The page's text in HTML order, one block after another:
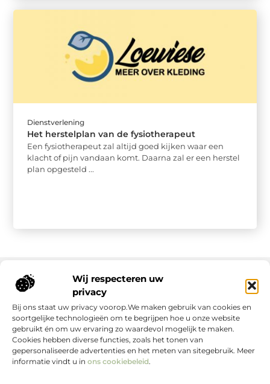
Wij respecteren uw
privacy
Bij ons staat uw privacy voorop.We maken gebruik van cookies en
soortgelijke technologieën om te begrijpen hoe u onze website
gebruikt én om uw ervaring zo waardevol mogelijk te maken.
Cookies hebben diverse functies, zoals het tonen van
gepersonaliseerde advertenties en het meten van sitegebruik. Meer
informatie vindt u in ons cookiebeleid.
Dienstverlening
Het herstelplan van de fysiotherapeut
Een fysiotherapeut zal altijd goed kijken waar een
klacht of pijn vandaan komt. Daarna zal er een herstel
plan opgesteld ...
Onze informatie